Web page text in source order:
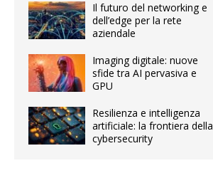
Il futuro del networking e
dell’edge per la rete
aziendale
Imaging digitale: nuove
sfide tra AI pervasiva e
GPU
Resilienza e intelligenza
artificiale: la frontiera della
cybersecurity